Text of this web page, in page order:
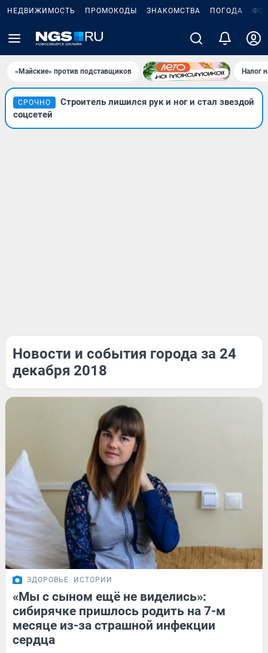
НЕДВИЖИМОСТЬ ПРОМОКОДЫ ЗНАКОМСТВА ПОГОДА
«Майские» против подставщиков Налог
СРОЧНО
Строитель лишился рук и ног и стал звездой
соцсетей
Новости и события города за 24
декабря 2018
ЗДОРОВЬЕ ИСТОРИИ
«Мы с сыном ещё не виделись»:
сибирячке пришлось родить на 7-м
месяце из-за страшной инфекции
сердца